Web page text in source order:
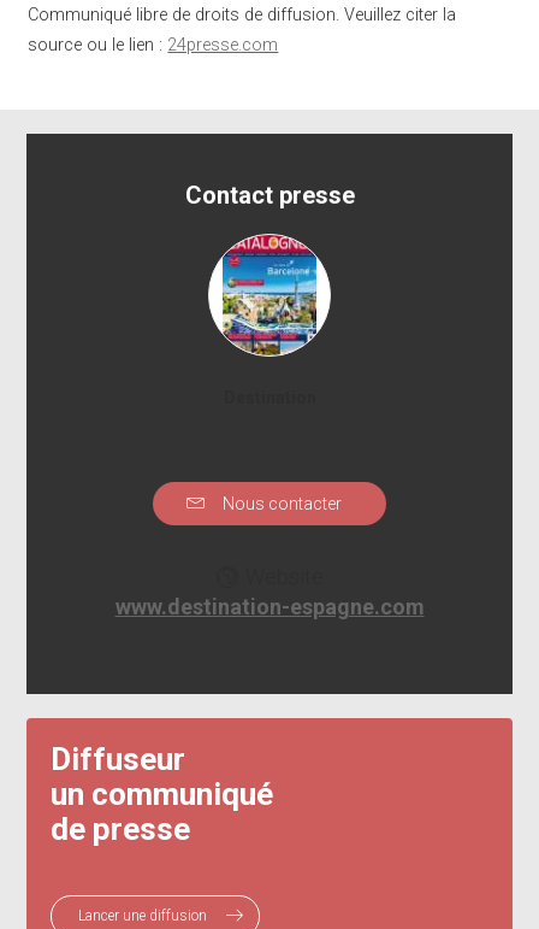
Communiqué libre de droits de diffusion. Veuillez citer la
source ou le lien : 24presse.com
Contact presse
Nous contacter
www.destination-espagne.com
Diffuseur
un communiqué
de presse
Lancer une diffusion